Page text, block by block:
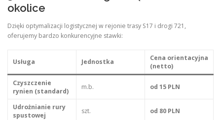
okolice
Dzięki optymalizacji logistycznej w rejonie trasy S17 i drogi 721,
oferujemy bardzo konkurencyjne stawki:
Usługa Jednostka
Cena orientacyjna
(netto)
Czyszczenie
rynien (standard)
m.b. od 15 PLN
Udrożnianie rury
spustowej
szt. od 80 PLN